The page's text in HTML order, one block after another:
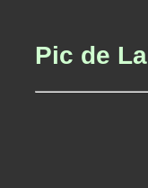
Pic de